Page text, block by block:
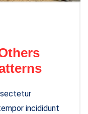
incididunt